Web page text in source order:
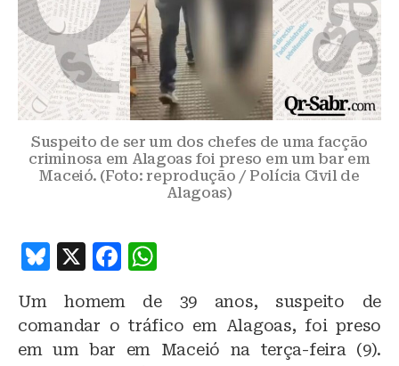
Suspeito de ser um dos chefes de uma facção
criminosa em Alagoas foi preso em um bar em
Maceió. (Foto: reprodução / Polícia Civil de
Alagoas)
B
e
s
X
F
c
e
at
s
Um homem de 39 anos, suspeito de
comandar o tráfico em Alagoas, foi preso
em um bar em Maceió na terça-feira (9).